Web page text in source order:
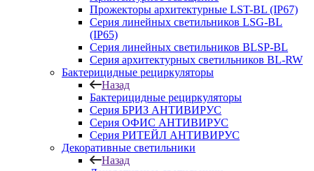
Прожекторы архитектурные LST-BL (IP67)
Серия линейных светильников LSG-BL
(IP65)
Серия линейных светильников BLSP-BL
Серия архитектурных светильников BL-RW
Бактерицидные рециркуляторы
Назад
Бактерицидные рециркуляторы
Серия БРИЗ АНТИВИРУС
Серия ОФИС АНТИВИРУС
Серия РИТЕЙЛ АНТИВИРУС
Декоративные светильники
Назад